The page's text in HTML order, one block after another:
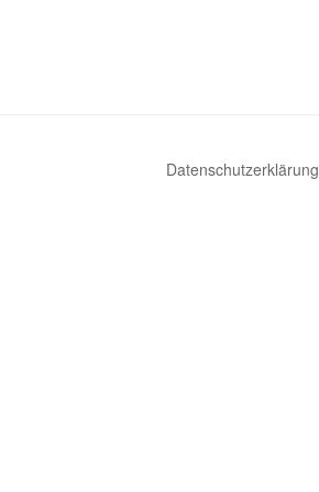
Datenschutzerklärung